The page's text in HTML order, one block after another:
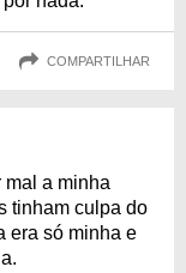
COMPARTILHAR
mal a minha
tinham culpa do
era só minha e